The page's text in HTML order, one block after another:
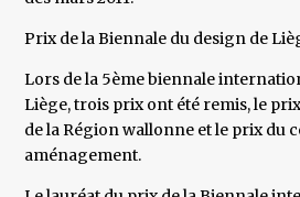
Prix de la Biennale du design de
Lors de la 5ème biennale
Liège, trois prix ont été remis, le
de la Région wallonne et le prix du
aménagement.